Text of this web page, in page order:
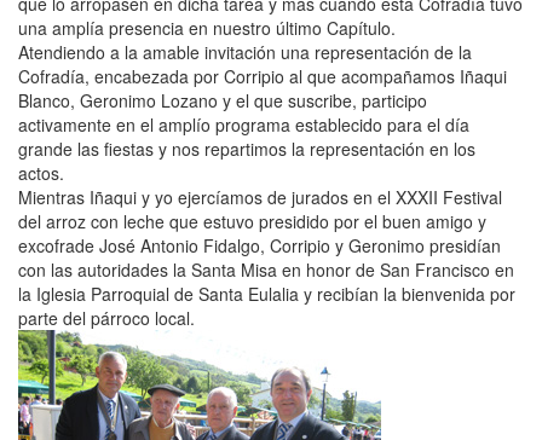
una amplía presencia en nuestro último Capítulo.
Atendiendo a la amable invitación una representación de la
Cofradía, encabezada por Corripio al que acompañamos Iñaqui
Blanco, Geronimo Lozano y el que suscribe, participo
activamente en el amplío programa establecido para el día
grande las fiestas y nos repartimos la representación en los
actos.
Mientras Iñaqui y yo ejercíamos de jurados en el XXXII Festival
del arroz con leche que estuvo presidido por el buen amigo y
excofrade José Antonio Fidalgo, Corripio y Geronimo presidían
con las autoridades la Santa Misa en honor de San Francisco en
la Iglesia Parroquial de Santa Eulalia y recibían la bienvenida por
parte del párroco local.